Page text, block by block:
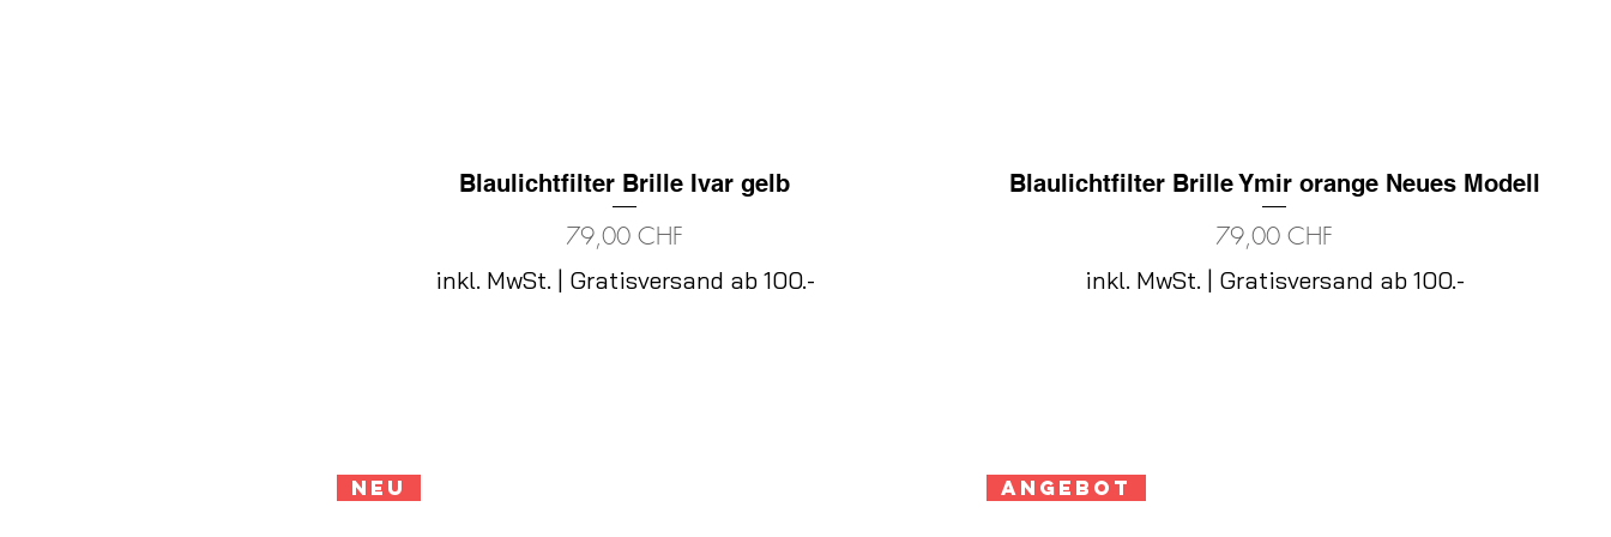
Schnellansicht
Blaulichtfilter Brille Ivar gelb
Preis
79,00 CHF
inkl. MwSt. | Gratisversand ab 100.-
Schnellansicht
Blaulichtfilter Brille Ymir orange Neues Modell
Preis
79,00 CHF
inkl. MwSt. | Gratisversand ab 100.-
Neu Angebot